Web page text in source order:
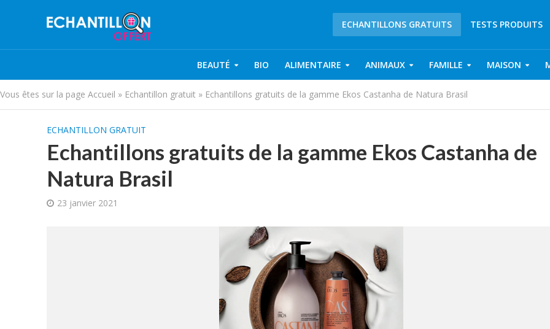
ECHANTILLONS GRATUITS TESTS PRODUITS
BEAUTÉ BIO ALIMENTAIRE ANIMAUX FAMILLE MAISON
Vous êtes sur la page Accueil » Echantillon gratuit » Echantillons gratuits de la gamme Ekos Castanha de Natura Brasil
ECHANTILLON GRATUIT
Echantillons gratuits de la gamme Ekos Castanha de
Natura Brasil
23 janvier 2021